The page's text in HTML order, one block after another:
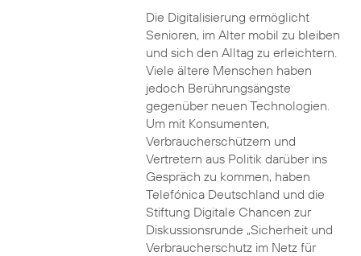
Die Digitalisierung ermöglicht
Senioren, im Alter mobil zu bleiben
und sich den Alltag zu erleichtern.
Viele ältere Menschen haben
jedoch Berührungsängste
gegenüber neuen Technologien.
Um mit Konsumenten,
Verbraucherschützern und
Vertretern aus Politik darüber ins
Gespräch zu kommen, haben
Telefónica Deutschland und die
Stiftung Digitale Chancen zur
Diskussionsrunde „Sicherheit und
Verbraucherschutz im Netz für